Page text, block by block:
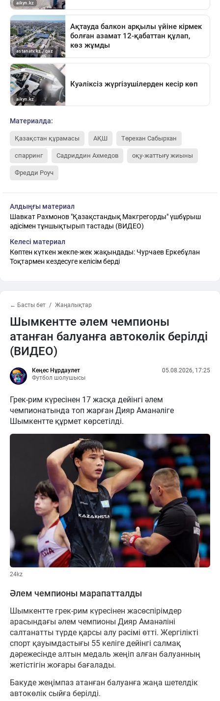
Материалда:
Қазақстан құрамасы АҚШ Төрехан Сабырхан
спарринг Садриддин Ахмедов оқу-жаттығу жиыны
Фредди Роуч
Алдыңғы материал
Шавкат Рахмонов "Қазақстандық Макгрегорды" үшбұрыш
әдісімен тұншықтырып тастады (ВИДЕО)
Келесі материал
Көптен күткен жекпе-жек жақындады: Чурчаев Еркебұлан
Тоқтармен кездесуге келісім берді
← Басты бет Жаңалықтар
Шымкентте әлем чемпионы
атанған балуанға автокөлік берілді
(ВИДЕО)
Кеңес Нұрдаулет
Футбол шолушысы
05.08.2026, 17:25
Грек-рим күресінен 17 жасқа дейінгі әлем
чемпионатында топ жарған Дияр Аманәліге
Шымкентте құрмет көрсетілді.
24kz
Әлем чемпионы марапатталды
Шымкентте грек-рим күресінен жасөспірімдер
арасындағы әлем чемпионы Дияр Аманәліні
салтанатты түрде қарсы алу рәсімі өтті. Жергілікті
спорт қауымдастығы 55 келіге дейінгі салмақ
дәрежесінде алтын медаль жеңіп алған балуанның
жетістігін жоғары бағалады.
Бакуде жеңімпаз атанған балуанға жаңа шетелдік
автокөлік сыйға берілді.